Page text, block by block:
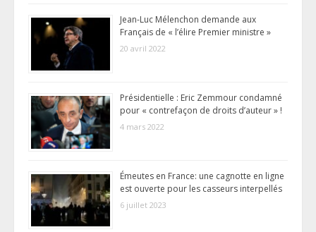
Jean-Luc Mélenchon demande aux
Français de « l’élire Premier ministre »
20 avril 2022
Présidentielle : Eric Zemmour condamné
pour « contrefaçon de droits d’auteur » !
4 mars 2022
Émeutes en France: une cagnotte en ligne
est ouverte pour les casseurs interpellés
6 juillet 2023